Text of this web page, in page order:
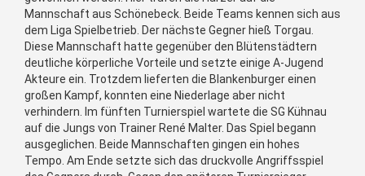
Mannschaft aus Schönebeck. Beide Teams kennen sich aus
dem Liga Spielbetrieb. Der nächste Gegner hieß Torgau.
Diese Mannschaft hatte gegenüber den Blütenstädtern
deutliche körperliche Vorteile und setzte einige A-Jugend
Akteure ein. Trotzdem lieferten die Blankenburger einen
großen Kampf, konnten eine Niederlage aber nicht
verhindern. Im fünften Turnierspiel wartete die SG Kühnau
auf die Jungs von Trainer René Malter. Das Spiel begann
ausgeglichen. Beide Mannschaften gingen ein hohes
Tempo. Am Ende setzte sich das druckvolle Angriffsspiel